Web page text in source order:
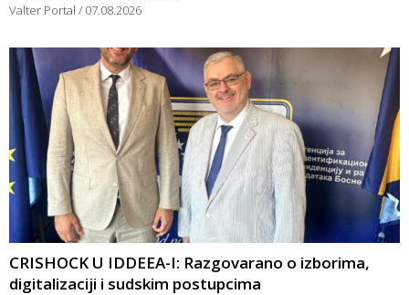
Valter Portal 07.08.2026
CRISHOCK U IDDEEA-I: Razgovarano o izborima,
digitalizaciji i sudskim postupcima